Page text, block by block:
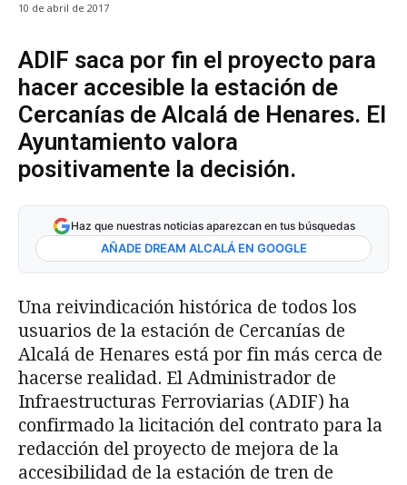
10 de abril de 2017
ADIF saca por fin el proyecto para
hacer accesible la estación de
Cercanías de Alcalá de Henares. El
Ayuntamiento valora
positivamente la decisión.
Haz que nuestras noticias aparezcan en tus búsquedas
AÑADE DREAM ALCALÁ EN GOOGLE
Una reivindicación histórica de todos los
usuarios de la estación de Cercanías de
Alcalá de Henares está por fin más cerca de
hacerse realidad. El Administrador de
Infraestructuras Ferroviarias (ADIF) ha
confirmado la licitación del contrato para la
redacción del proyecto de mejora de la
accesibilidad de la estación de tren de